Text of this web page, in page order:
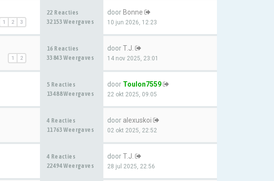
1 2 3
22 Reacties
32153 Weergaves
door Bonne
10 jun 2026, 12:23
1 2
16 Reacties
33843 Weergaves
doorT.J.
14 nov 2025, 23:01
5 Reacties
13488 Weergaves
door Toulon7559
22 okt 2025, 09:05
4 Reacties
11763 Weergaves
door alexuskoi
02 okt 2025, 22:52
4 Reacties
22494 Weergaves
doorT.J.
28 jul 2025, 22:56